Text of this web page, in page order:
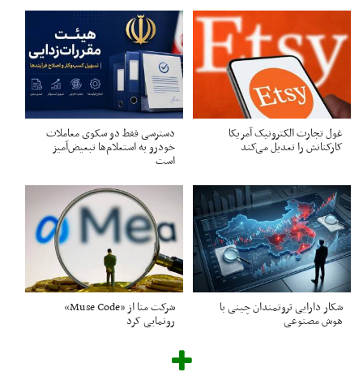
غول تجارت الکترونیک آمریکا
کارکنانش را تعدیل می‌کند
دسترسی فقط دو سکوی معاملات
خودرو به استعلام‌ها تبعیض‌آمیز
است
شکار دارایی ثروتمندان چینی با
هوش مصنوعی
شرکت متا از «Muse Code»
رونمایی کرد